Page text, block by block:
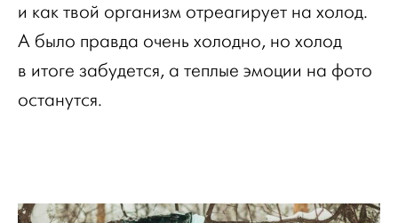
и как твой организм отреагирует на холод.
А было правда очень холодно, но холод
в итоге забудется, а теплые эмоции на фото
останутся.